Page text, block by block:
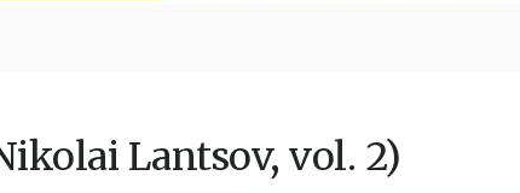
Lantsov, vol. 2)